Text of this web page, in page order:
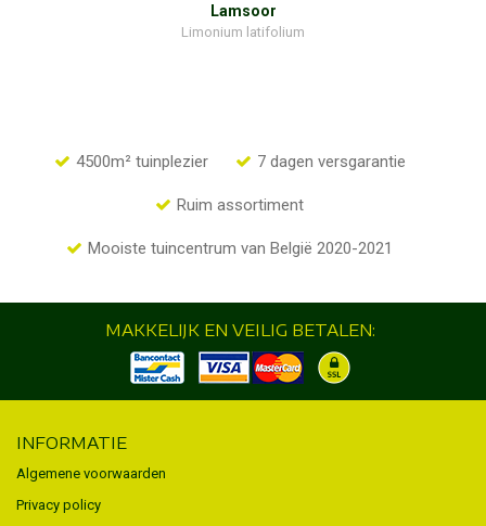
Lamsoor
Limonium latifolium
4500m² tuinplezier 7 dagen versgarantie
Ruim assortiment
Mooiste tuincentrum van België 2020-2021
MAKKELIJK EN VEILIG BETALEN:
INFORMATIE
Algemene voorwaarden
Privacy policy